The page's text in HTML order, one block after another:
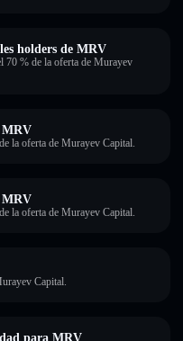
holders de MRV
70 % de la oferta de Murayev
MRV
la oferta de Murayev Capital.
MRV
la oferta de Murayev Capital.
Capital.
para MRV